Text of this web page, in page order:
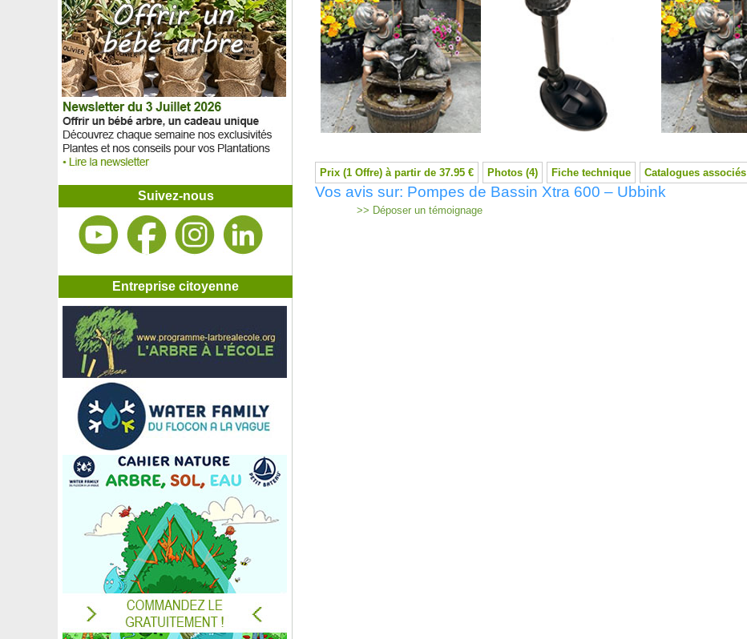
Suivez-nous
Entreprise citoyenne
Prix (1 Offre) à partir de 37.95 € Photos (4) Fiche technique Catalogues associés
Vos avis sur: Pompes de Bassin Xtra 600 – Ubbink
>> Déposer un témoignage